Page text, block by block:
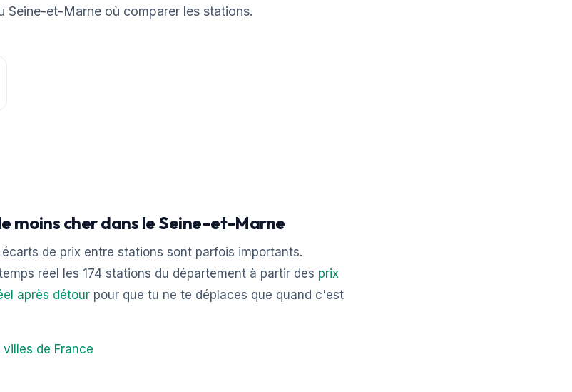
Seine-et-Marne où comparer les stations.
moins cher dans le Seine-et-Marne
de prix entre stations sont parfois importants.
réel les 174 stations du département à partir des prix
après détour pour que tu ne te déplaces que quand c'est
de France